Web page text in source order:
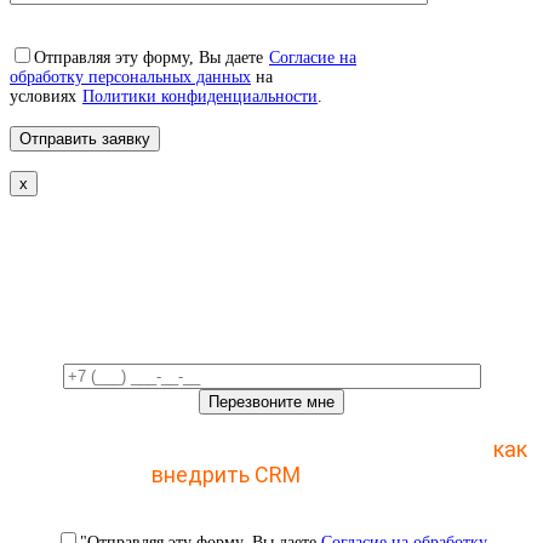
Отправляя эту форму, Вы даете Согласие на
обработку персональных данных на
условиях Политики конфиденциальности.
x
как
внедрить CRM